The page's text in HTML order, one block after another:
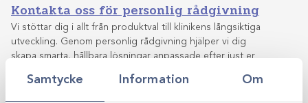
Samtycke Information Om
Kontakta oss för personlig rådgivning
Vi stöttar dig i allt från produktval till klinikens långsiktiga
utveckling. Genom personlig rådgivning hjälper vi dig
skapa smarta, hållbara lösningar anpassade efter just er